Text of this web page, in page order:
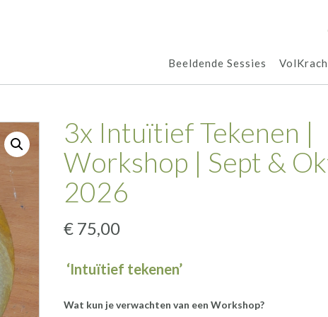
Beeldende Sessies
3x Intuïtief Tekenen |
Workshop | Sept &
2026
€75,00
‘Intuïtief tekenen’
Wat kun je verwachten van een Workshop?